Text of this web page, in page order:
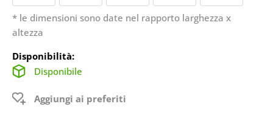
* le dimensioni sono date nel rapporto larghezza x
altezza
Disponibilità:
Disponibile
Aggiungi ai preferiti